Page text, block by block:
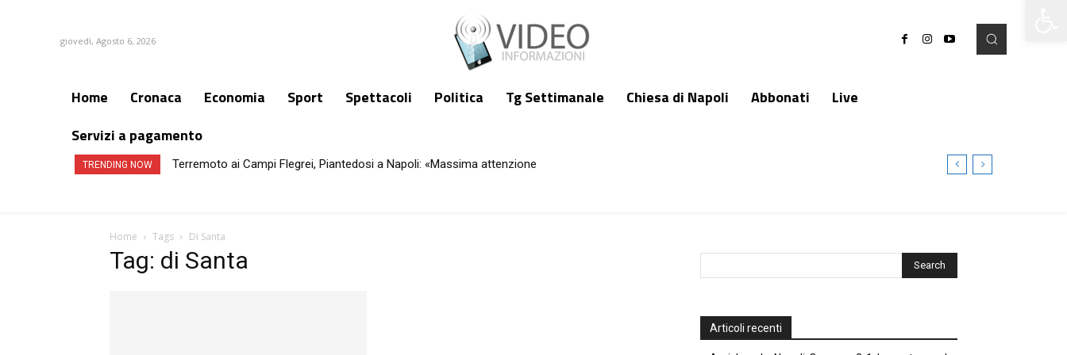
giovedì, Agosto 6, 2026
Home Cronaca Economia Sport Spettacoli Politica Tg Settimanale Chiesa di Napoli Abbonati
Live
Servizi a pagamento
TRENDING NOW Terremoto ai Campi Flegrei, Piantedosi a Napoli: «Massima attenzione
Home Tags Di Santa
Tag: di Santa
Articoli recenti